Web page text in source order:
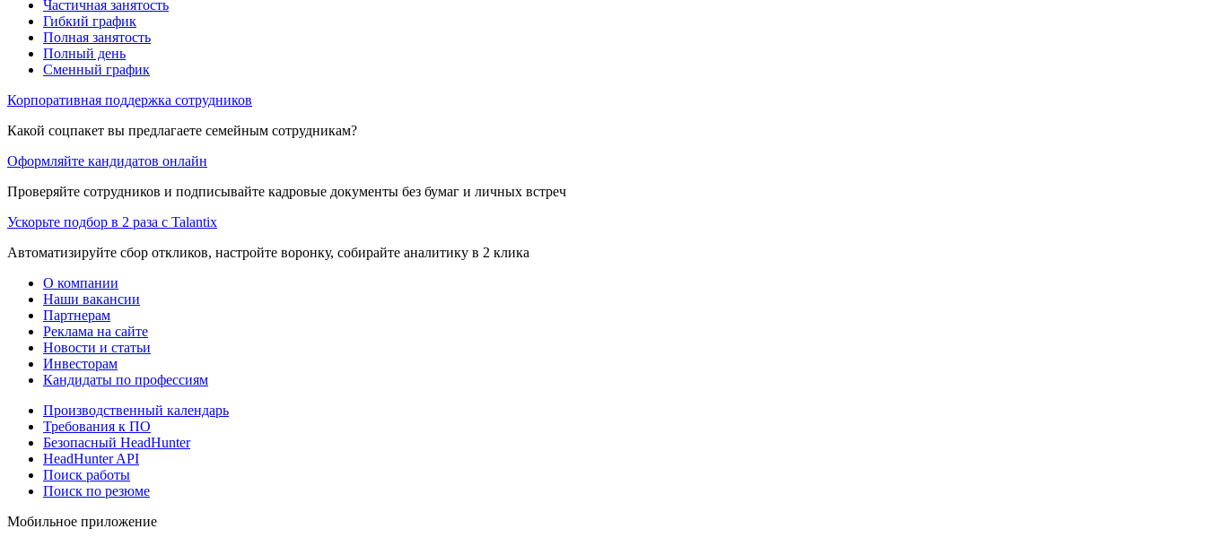
Частичная занятость
Гибкий график
Полная занятость
Полный день
Сменный график
Корпоративная поддержка сотрудников
Какой соцпакет вы предлагаете семейным сотрудникам?
Оформляйте кандидатов онлайн
Проверяйте сотрудников и подписывайте кадровые документы без бумаг и личных встреч
Ускорьте подбор в 2 раза с Talantix
Автоматизируйте сбор откликов, настройте воронку, собирайте аналитику в 2 клика
О компании
Наши вакансии
Партнерам
Реклама на сайте
Новости и статьи
Инвесторам
Кандидаты по профессиям
Производственный календарь
Требования к ПО
Безопасный HeadHunter
HeadHunter API
Поиск работы
Поиск по резюме
Мобильное приложение